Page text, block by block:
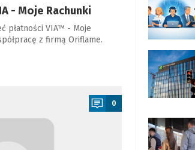
- Moje Rachunki
płatności VIA™ - Moje
z firmą Oriflame.
0